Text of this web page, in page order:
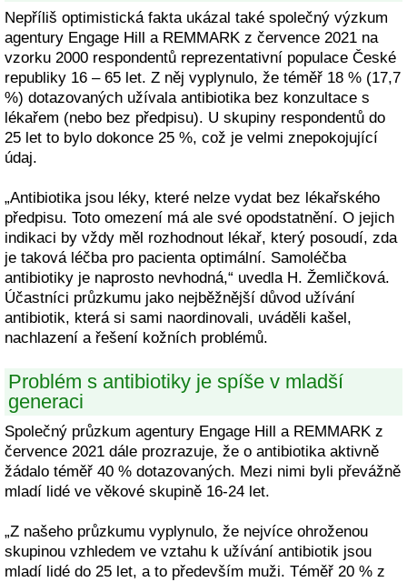
Nepříliš optimistická fakta ukázal také společný výzkum
agentury Engage Hill a REMMARK z července 2021 na
vzorku 2000 respondentů reprezentativní populace České
republiky 16 – 65 let. Z něj vyplynulo, že téměř 18 % (17,7
%) dotazovaných užívala antibiotika bez konzultace s
lékařem (nebo bez předpisu). U skupiny respondentů do
25 let to bylo dokonce 25 %, což je velmi znepokojující
údaj.
„Antibiotika jsou léky, které nelze vydat bez lékařského
předpisu. Toto omezení má ale své opodstatnění. O jejich
indikaci by vždy měl rozhodnout lékař, který posoudí, zda
je taková léčba pro pacienta optimální. Samoléčba
antibiotiky je naprosto nevhodná,“ uvedla H. Žemličková.
Účastníci průzkumu jako nejběžnější důvod užívání
antibiotik, která si sami naordinovali, uváděli kašel,
nachlazení a řešení kožních problémů.
Problém s antibiotiky je spíše v mladší
generaci
Společný průzkum agentury Engage Hill a REMMARK z
července 2021 dále prozrazuje, že o antibiotika aktivně
žádalo téměř 40 % dotazovaných. Mezi nimi byli převážně
mladí lidé ve věkové skupině 16-24 let.
„Z našeho průzkumu vyplynulo, že nejvíce ohroženou
skupinou vzhledem ve vztahu k užívání antibiotik jsou
mladí lidé do 25 let, a to především muži. Téměř 20 % z